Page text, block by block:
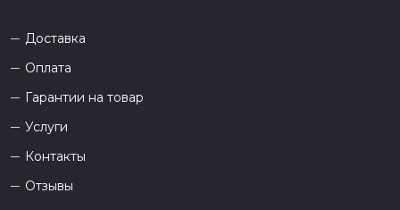
Доставка
Оплата
Гарантии на товар
Услуги
Контакты
Отзывы